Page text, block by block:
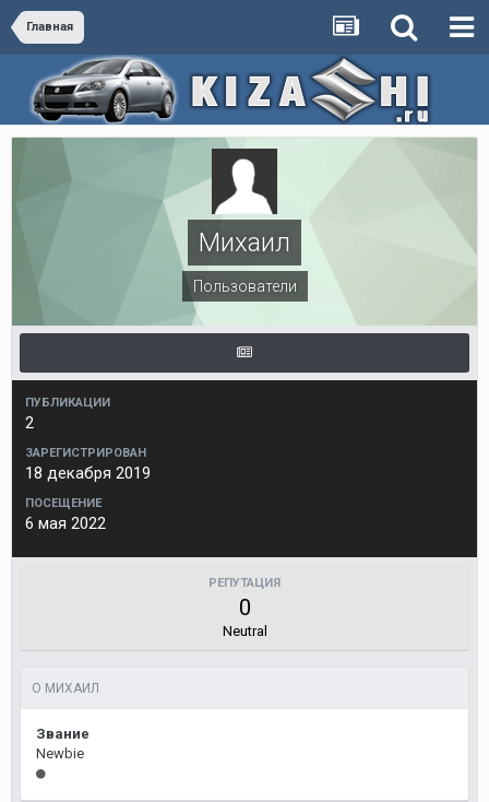
Главная
Михаил
Пользователи
ПУБЛИКАЦИИ
2
ЗАРЕГИСТРИРОВАН
18 декабря 2019
ПОСЕЩЕНИЕ
6 мая 2022
РЕПУТАЦИЯ
0
Neutral
О МИХАИЛ
Звание
Newbie